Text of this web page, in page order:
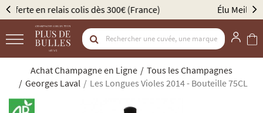
Élu Meilleur Caviste Champagne par Gault & Millau
Achat Champagne en Ligne
Tous les Champagnes
Georges Laval
Les Longues Violes 2014 - Bouteille 75CL